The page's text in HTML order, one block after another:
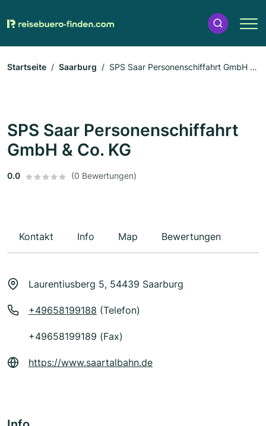
Startseite Saarburg
SPS Saar Personenschiffahrt GmbH &
SPS Saar Personenschiffahrt
GmbH & Co. KG
0.0 (0 Bewertungen)
Kontakt Info Map Bewertungen
Laurentiusberg 5, 54439 Saarburg
+49658199188 (Telefon)
+49658199189 (Fax)
https://www.saartalbahn.de